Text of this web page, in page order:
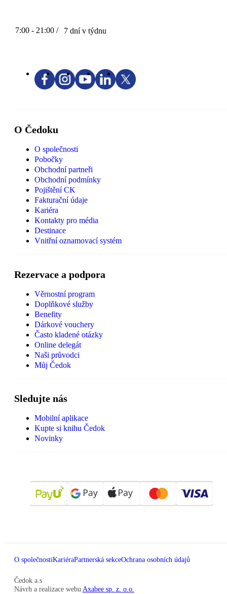
7:00 - 21:00 / 7 dní v týdnu
O Čedoku
O společnosti
Pobočky
Obchodní partneři
Obchodní podmínky
Pojištění CK
Fakturační údaje
Kariéra
Kontakty pro média
Destinace
Vnitřní oznamovací systém
Rezervace a podpora
Věrnostní program
Doplňkové služby
Benefity
Dárkové vouchery
Často kladené otázky
Online delegát
Naši průvodci
Můj Čedok
Sledujte nás
Mobilní aplikace
Kupte si knihu Čedok
Novinky
O společnostiKariéraPartnerská sekceOchrana osobních údajů
Čedok a.s
Návrh a realizace webu Axabee sp. z. o.o.